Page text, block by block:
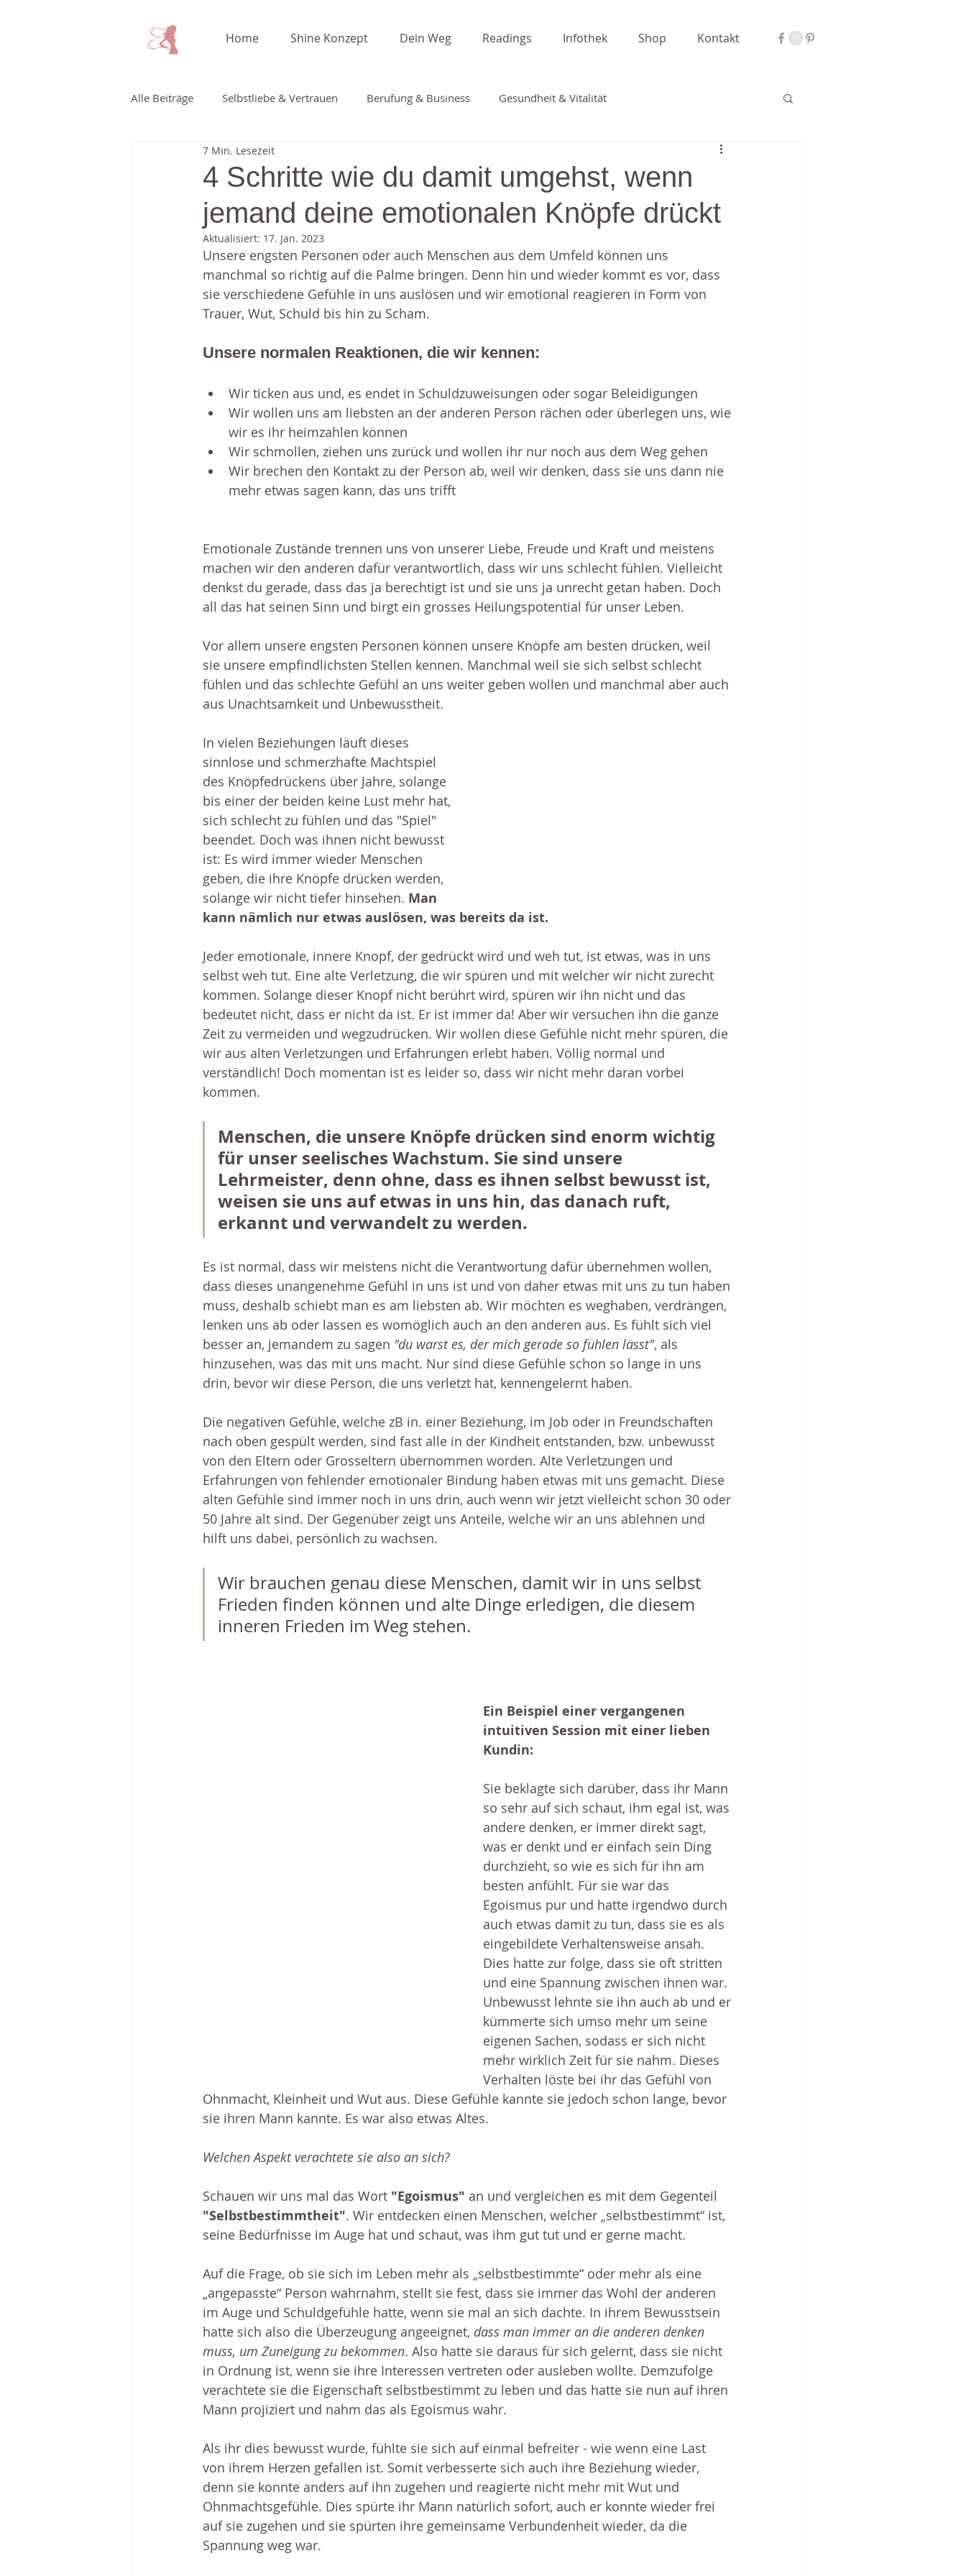
Home Shine Konzept Dein Weg Readings Infothek Shop Kontakt
Alle Beiträge Selbstliebe & Vertrauen Berufung & Business Gesundheit & Vitalität
Kinderwunsch & Schwangerschaft
4 Schritte wie du damit umgehst, wenn
jemand deine emotionalen Knöpfe drückt
7 Min. Lesezeit
Aktualisiert: 17. Jan. 2023
Unsere engsten Personen oder auch Menschen aus dem Umfeld können uns
manchmal so richtig auf die Palme bringen. Denn hin und wieder kommt es vor, dass
sie verschiedene Gefühle in uns auslösen und wir emotional reagieren in Form von
Trauer, Wut, Schuld bis hin zu Scham.
Unsere normalen Reaktionen, die wir kennen:
Wir ticken aus und, es endet in Schuldzuweisungen oder sogar Beleidigungen
Wir wollen uns am liebsten an der anderen Person rächen oder überlegen uns, wie
wir es ihr heimzahlen können
Wir schmollen, ziehen uns zurück und wollen ihr nur noch aus dem Weg gehen
Wir brechen den Kontakt zu der Person ab, weil wir denken, dass sie uns dann nie
mehr etwas sagen kann, das uns trifft
Emotionale Zustände trennen uns von unserer Liebe, Freude und Kraft und meistens
machen wir den anderen dafür verantwortlich, dass wir uns schlecht fühlen. Vielleicht
denkst du gerade, dass das ja berechtigt ist und sie uns ja unrecht getan haben. Doch
all das hat seinen Sinn und birgt ein grosses Heilungspotential für unser Leben.
Vor allem unsere engsten Personen können unsere Knöpfe am besten drücken, weil
sie unsere empfindlichsten Stellen kennen. Manchmal weil sie sich selbst schlecht
fühlen und das schlechte Gefühl an uns weiter geben wollen und manchmal aber auch
aus Unachtsamkeit und Unbewusstheit.
In vielen Beziehungen läuft dieses
sinnlose und schmerzhafte Machtspiel
des Knöpfedrückens über Jahre, solange
bis einer der beiden keine Lust mehr hat,
sich schlecht zu fühlen und das "Spiel"
beendet. Doch was ihnen nicht bewusst
ist: Es wird immer wieder Menschen
geben, die ihre Knöpfe drücken werden,
solange wir nicht tiefer hinsehen. Man
kann nämlich nur etwas auslösen, was bereits da ist.
Jeder emotionale, innere Knopf, der gedrückt wird und weh tut, ist etwas, was in uns
selbst weh tut. Eine alte Verletzung, die wir spüren und mit welcher wir nicht zurecht
kommen. Solange dieser Knopf nicht berührt wird, spüren wir ihn nicht und das
bedeutet nicht, dass er nicht da ist. Er ist immer da! Aber wir versuchen ihn die ganze
Zeit zu vermeiden und wegzudrücken. Wir wollen diese Gefühle nicht mehr spüren, die
wir aus alten Verletzungen und Erfahrungen erlebt haben. Völlig normal und
verständlich! Doch momentan ist es leider so, dass wir nicht mehr daran vorbei
kommen.
Menschen, die unsere Knöpfe drücken sind enorm wichtig
für unser seelisches Wachstum. Sie sind unsere
Lehrmeister, denn ohne, dass es ihnen selbst bewusst ist,
weisen sie uns auf etwas in uns hin, das danach ruft,
erkannt und verwandelt zu werden.
Es ist normal, dass wir meistens nicht die Verantwortung dafür übernehmen wollen,
dass dieses unangenehme Gefühl in uns ist und von daher etwas mit uns zu tun haben
muss, deshalb schiebt man es am liebsten ab. Wir möchten es weghaben, verdrängen,
lenken uns ab oder lassen es womöglich auch an den anderen aus. Es fühlt sich viel
besser an, jemandem zu sagen "du warst es, der mich gerade so fühlen lässt", als
hinzusehen, was das mit uns macht. Nur sind diese Gefühle schon so lange in uns
drin, bevor wir diese Person, die uns verletzt hat, kennengelernt haben.
Die negativen Gefühle, welche zB in. einer Beziehung, im Job oder in Freundschaften
nach oben gespült werden, sind fast alle in der Kindheit entstanden, bzw. unbewusst
von den Eltern oder Grosseltern übernommen worden. Alte Verletzungen und
Erfahrungen von fehlender emotionaler Bindung haben etwas mit uns gemacht. Diese
alten Gefühle sind immer noch in uns drin, auch wenn wir jetzt vielleicht schon 30 oder
50 Jahre alt sind. Der Gegenüber zeigt uns Anteile, welche wir an uns ablehnen und
hilft uns dabei, persönlich zu wachsen.
Wir brauchen genau diese Menschen, damit wir in uns selbst
Frieden finden können und alte Dinge erledigen, die diesem
inneren Frieden im Weg stehen.
Ein Beispiel einer vergangenen
intuitiven Session mit einer lieben
Kundin:
Sie beklagte sich darüber, dass ihr Mann
so sehr auf sich schaut, ihm egal ist, was
andere denken, er immer direkt sagt,
was er denkt und er einfach sein Ding
durchzieht, so wie es sich für ihn am
besten anfühlt. Für sie war das
Egoismus pur und hatte irgendwo durch
auch etwas damit zu tun, dass sie es als
eingebildete Verhaltensweise ansah.
Dies hatte zur folge, dass sie oft stritten
und eine Spannung zwischen ihnen war.
Unbewusst lehnte sie ihn auch ab und er
kümmerte sich umso mehr um seine
eigenen Sachen, sodass er sich nicht
mehr wirklich Zeit für sie nahm. Dieses
Verhalten löste bei ihr das Gefühl von
Ohnmacht, Kleinheit und Wut aus. Diese Gefühle kannte sie jedoch schon lange, bevor
sie ihren Mann kannte. Es war also etwas Altes.
Welchen Aspekt verachtete sie also an sich?
Schauen wir uns mal das Wort "Egoismus" an und vergleichen es mit dem Gegenteil
"Selbstbestimmtheit". Wir entdecken einen Menschen, welcher „selbstbestimmt“ ist,
seine Bedürfnisse im Auge hat und schaut, was ihm gut tut und er gerne macht.
Auf die Frage, ob sie sich im Leben mehr als „selbstbestimmte“ oder mehr als eine
„angepasste“ Person wahrnahm, stellt sie fest, dass sie immer das Wohl der anderen
im Auge und Schuldgefühle hatte, wenn sie mal an sich dachte. In ihrem Bewusstsein
hatte sich also die Überzeugung angeeignet, dass man immer an die anderen denken
muss, um Zuneigung zu bekommen. Also hatte sie daraus für sich gelernt, dass sie nicht
in Ordnung ist, wenn sie ihre Interessen vertreten oder ausleben wollte. Demzufolge
verachtete sie die Eigenschaft selbstbestimmt zu leben und das hatte sie nun auf ihren
Mann projiziert und nahm das als Egoismus wahr.
Als ihr dies bewusst wurde, fühlte sie sich auf einmal befreiter - wie wenn eine Last
von ihrem Herzen gefallen ist. Somit verbesserte sich auch ihre Beziehung wieder,
denn sie konnte anders auf ihn zugehen und reagierte nicht mehr mit Wut und
Ohnmachtsgefühle. Dies spürte ihr Mann natürlich sofort, auch er konnte wieder frei
auf sie zugehen und sie spürten ihre gemeinsame Verbundenheit wieder, da die
Spannung weg war.